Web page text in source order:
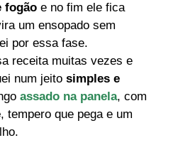
fogão e no fim ele fica
um ensopado sem
por essa fase.
receita muitas vezes e
num jeito simples e
assado na panela, com
, tempero que pega e um